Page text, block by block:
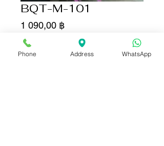
BQT-M-101
1 090,00 ฿Цена
Количество
Phone Address WhatsApp